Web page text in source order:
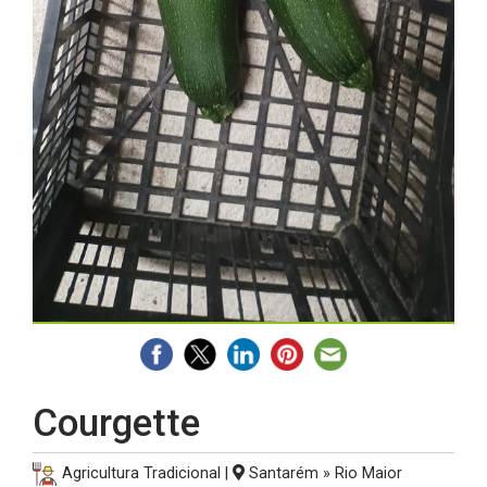
Courgette
Agricultura Tradicional | Santarém » Rio Maior